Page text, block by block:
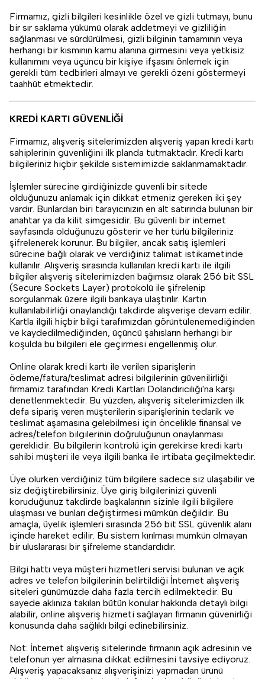
Firmamız, gizli bilgileri kesinlikle özel ve gizli tutmayı, bunu
bir sır saklama yükümü olarak addetmeyi ve gizliliğin
sağlanması ve sürdürülmesi, gizli bilginin tamamının veya
herhangi bir kısmının kamu alanına girmesini veya yetkisiz
kullanımını veya üçüncü bir kişiye ifşasını önlemek için
gerekli tüm tedbirleri almayı ve gerekli özeni göstermeyi
taahhüt etmektedir.
KREDİ KARTI GÜVENLİĞİ
Firmamız, alışveriş sitelerimizden alışveriş yapan kredi kartı
sahiplerinin güvenliğini ilk planda tutmaktadır. Kredi kartı
bilgileriniz hiçbir şekilde sistemimizde saklanmamaktadır.
İşlemler sürecine girdiğinizde güvenli bir sitede
olduğunuzu anlamak için dikkat etmeniz gereken iki şey
vardır. Bunlardan biri tarayıcınızın en alt satırında bulunan bir
anahtar ya da kilit simgesidir. Bu güvenli bir internet
sayfasında olduğunuzu gösterir ve her türlü bilgileriniz
şifrelenerek korunur. Bu bilgiler, ancak satış işlemleri
sürecine bağlı olarak ve verdiğiniz talimat istikametinde
kullanılır. Alışveriş sırasında kullanılan kredi kartı ile ilgili
bilgiler alışveriş sitelerimizden bağımsız olarak 256 bit SSL
(Secure Sockets Layer) protokolü ile şifrelenip
sorgulanmak üzere ilgili bankaya ulaştırılır. Kartın
kullanılabilirliği onaylandığı takdirde alışverişe devam edilir.
Kartla ilgili hiçbir bilgi tarafımızdan görüntülenemediğinden
ve kaydedilmediğinden, üçüncü şahısların herhangi bir
koşulda bu bilgileri ele geçirmesi engellenmiş olur.
Online olarak kredi kartı ile verilen siparişlerin
ödeme/fatura/teslimat adresi bilgilerinin güvenilirliği
firmamiz tarafından Kredi Kartları Dolandırıcılığı'na karşı
denetlenmektedir. Bu yüzden, alışveriş sitelerimizden ilk
defa sipariş veren müşterilerin siparişlerinin tedarik ve
teslimat aşamasına gelebilmesi için öncelikle finansal ve
adres/telefon bilgilerinin doğruluğunun onaylanması
gereklidir. Bu bilgilerin kontrolü için gerekirse kredi kartı
sahibi müşteri ile veya ilgili banka ile irtibata geçilmektedir.
Üye olurken verdiğiniz tüm bilgilere sadece siz ulaşabilir ve
siz değiştirebilirsiniz. Üye giriş bilgilerinizi güvenli
koruduğunuz takdirde başkalarının sizinle ilgili bilgilere
ulaşması ve bunları değiştirmesi mümkün değildir. Bu
amaçla, üyelik işlemleri sırasında 256 bit SSL güvenlik alanı
içinde hareket edilir. Bu sistem kırılması mümkün olmayan
bir uluslararası bir şifreleme standardıdır.
Bilgi hattı veya müşteri hizmetleri servisi bulunan ve açık
adres ve telefon bilgilerinin belirtildiği İnternet alışveriş
siteleri günümüzde daha fazla tercih edilmektedir. Bu
sayede aklınıza takılan bütün konular hakkında detaylı bilgi
alabilir, online alışveriş hizmeti sağlayan firmanın güvenirliği
konusunda daha sağlıklı bilgi edinebilirsiniz.
Not: İnternet alışveriş sitelerinde firmanın açık adresinin ve
telefonun yer almasına dikkat edilmesini tavsiye ediyoruz.
Alışveriş yapacaksanız alışverişinizi yapmadan ürünü